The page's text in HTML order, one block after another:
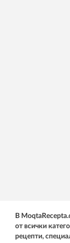
В
от всички
рецепти,